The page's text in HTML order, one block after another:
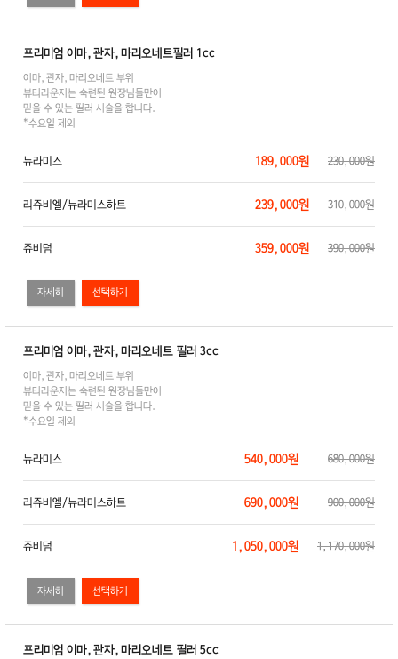
프리미엄 이마,관자,마리오네트필러 1cc
이마,관자,마리오네트 부위
뷰티라운지는 숙련된 원장님들만이
믿을 수 있는 필러 시술을 합니다.
*수요일 제외
자세히
뉴라미스 189,000원 230,000원
리쥬비엘/뉴라미스하트 239,000원 310,000원
쥬비덤 359,000원 390,000원
프리미엄 이마,관자,마리오네트 필러 3cc
이마,관자,마리오네트 부위
뷰티라운지는 숙련된 원장님들만이
믿을 수 있는 필러 시술을 합니다.
*수요일 제외
자세히
뉴라미스 540,000원 680,000원
리쥬비엘/뉴라미스하트 690,000원 900,000원
쥬비덤 1,050,000원 1,170,000원
프리미엄 이마,관자,마리오네트 필러 5cc